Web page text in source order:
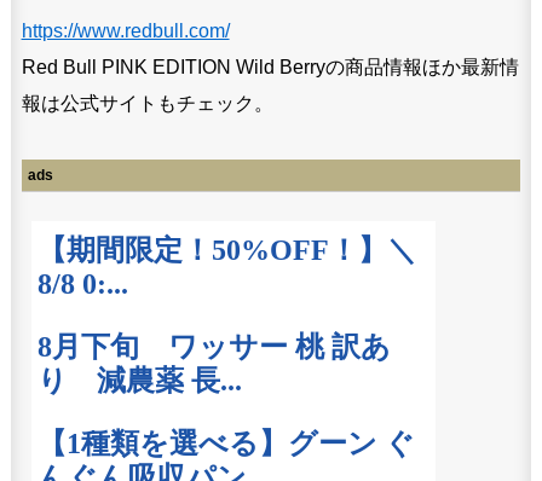
https://www.redbull.com/
Red Bull PINK EDITION Wild Berryの商品情報ほか最新情
報は公式サイトもチェック。
ads